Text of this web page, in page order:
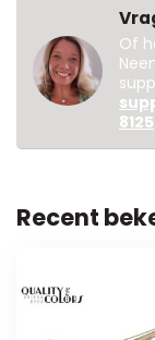
Of
8125
Recent